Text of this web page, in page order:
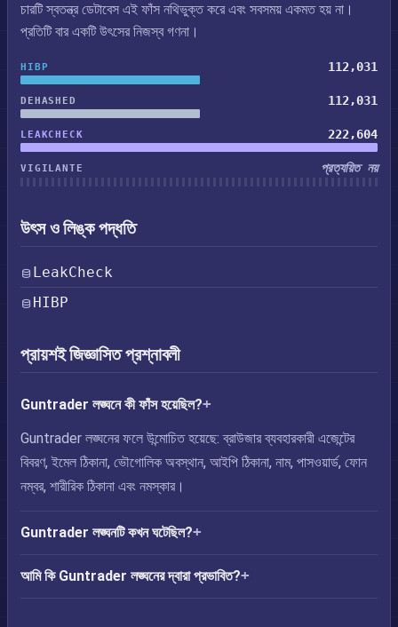
চারটি স্বতন্ত্র ডেটাবেস এই ফাঁস নথিভুক্ত করে এবং সবসময় একমত হয় না।
প্রতিটি বার একটি উৎসের নিজস্ব গণনা।
HIBP 112,031
DEHASHED 112,031
LEAKCHECK 222,604
VIGILANTE প্রত্যয়িত নয়
উৎস ও লিঙ্ক পদ্ধতি
LeakCheck
HIBP
প্রায়শই জিজ্ঞাসিত প্রশ্নাবলী
Guntrader লঙ্ঘনে কী ফাঁস হয়েছিল?
Guntrader লঙ্ঘনের ফলে উন্মোচিত হয়েছে: ব্রাউজার ব্যবহারকারী এজেন্টের
বিবরণ, ইমেল ঠিকানা, ভৌগোলিক অবস্থান, আইপি ঠিকানা, নাম, পাসওয়ার্ড, ফোন
নম্বর, শারীরিক ঠিকানা এবং নমস্কার।
Guntrader লঙ্ঘনটি কখন ঘটেছিল?
আমি কি Guntrader লঙ্ঘনের দ্বারা প্রভাবিত?